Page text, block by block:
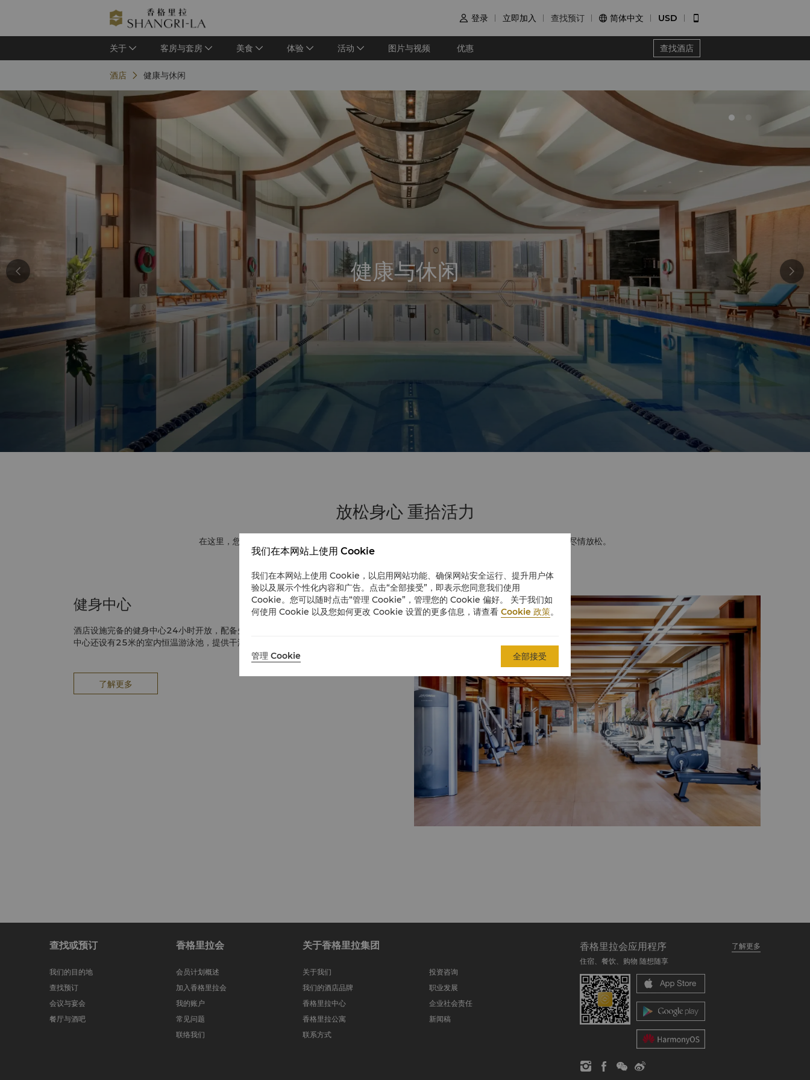
 登录 立即加入 查找预订  简体中文 USD 
关于 客房与套房 美食 体验 活动 图片与视频 优惠 查找酒店
酒店 健康与休闲
健康与休闲
放松身心 重拾活力
在这里，您可使用24小时开放的健身中心先进健身仪器来锻炼身体，或在25米的室内恒温游泳池里尽情放松。
健身中心
酒店设施完备的健身中心24小时开放，配备先进健身仪器助您随时保持状态。健身
中心还设有25米的室内恒温游泳池，提供干湿蒸及水疗按摩浴缸的更衣室设施。
了解更多
查找或预订
我们的目的地
查找预订
会议与宴会
餐厅与酒吧
香格里拉会
会员计划概述
加入香格里拉会
我的账户
常见问题
联络我们
关于香格里拉集团
关于我们
我们的酒店品牌
香格里拉中心
香格里拉公寓
联系方式
投资咨询
职业发展
企业社会责任
新闻稿
香格里拉会应用程序
了解更多
住宿、餐饮、购物 随想随享
我们在本网站上使用 Cookie
我们在本网站上使用 Cookie，以启用网站功能、确保网站安全运行、提升用户体
验以及展示个性化内容和广告。点击“全部接受”，即表示您同意我们使用
Cookie。您可以随时点击“管理 Cookie”，管理您的 Cookie 偏好。 关于我们如
何使用 Cookie 以及您如何更改 Cookie 设置的更多信息，请查看 Cookie 政策。
管理 Cookie 全部接受